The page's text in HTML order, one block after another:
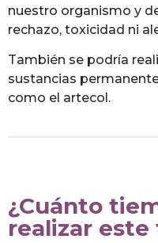
nuestro organismo y
rechazo, toxicidad ni
También se podría
sustancias
como el artecol.
¿Cuánto
realizar